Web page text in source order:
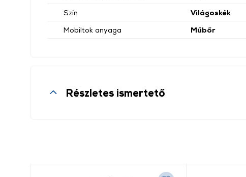
Szín
Világoskék
Mobiltok anyaga
Műbőr
Részletes ismertető